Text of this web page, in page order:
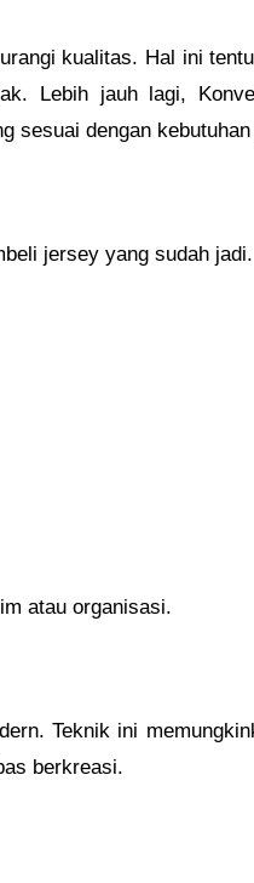
kualitas. Hal ini
Lebih jauh lagi,
sesuai dengan kebutuhan
jersey yang sudah jadi.
atau organisasi.
Teknik ini
berkreasi.